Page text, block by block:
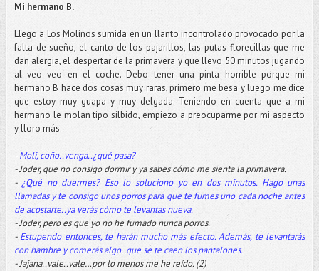
Mi hermano B.
Llego a Los Molinos sumida en un llanto incontrolado provocado por la
falta de sueño, el canto de los pajarillos, las putas florecillas que me
dan alergia, el despertar de la primavera y que llevo 50 minutos jugando
al veo veo en el coche. Debo tener una pinta horrible porque mi
hermano B hace dos cosas muy raras, primero me besa y luego me dice
que estoy muy guapa y muy delgada. Teniendo en cuenta que a mi
hermano le molan tipo silbido, empiezo a preocuparme por mi aspecto
y lloro más.
- Moli, coño..venga..¿qué pasa?
- Joder, que no consigo dormir y ya sabes cómo me sienta la primavera.
-¿Qué no duermes? Eso lo soluciono yo en dos minutos. Hago unas
llamadas y te consigo unos porros para que te fumes uno cada noche antes
de acostarte..ya verás cómo te levantas nueva.
- Joder, pero es que yo no he fumado nunca porros.
- Estupendo entonces, te harán mucho más efecto. Además, te levantarás
con hambre y comerás algo..que se te caen los pantalones.
- Jajana..vale..vale…por lo menos me he reído. (2)